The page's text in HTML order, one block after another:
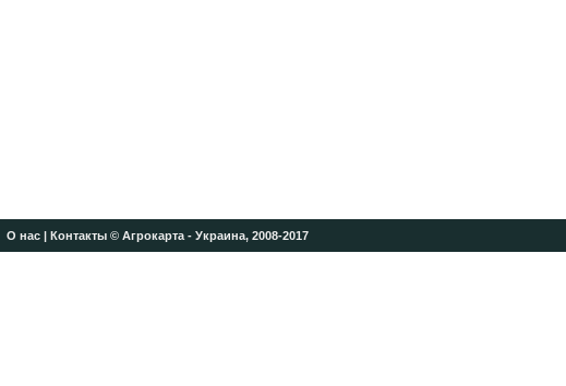
О нас| Контакты© Агрокарта - Украина, 2008-2017